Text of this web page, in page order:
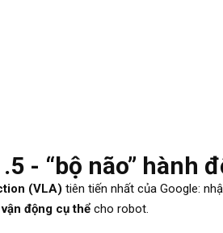
- “bộ não” hành
(VLA) tiên tiến nhất của Google:
động cụ thể cho robot.